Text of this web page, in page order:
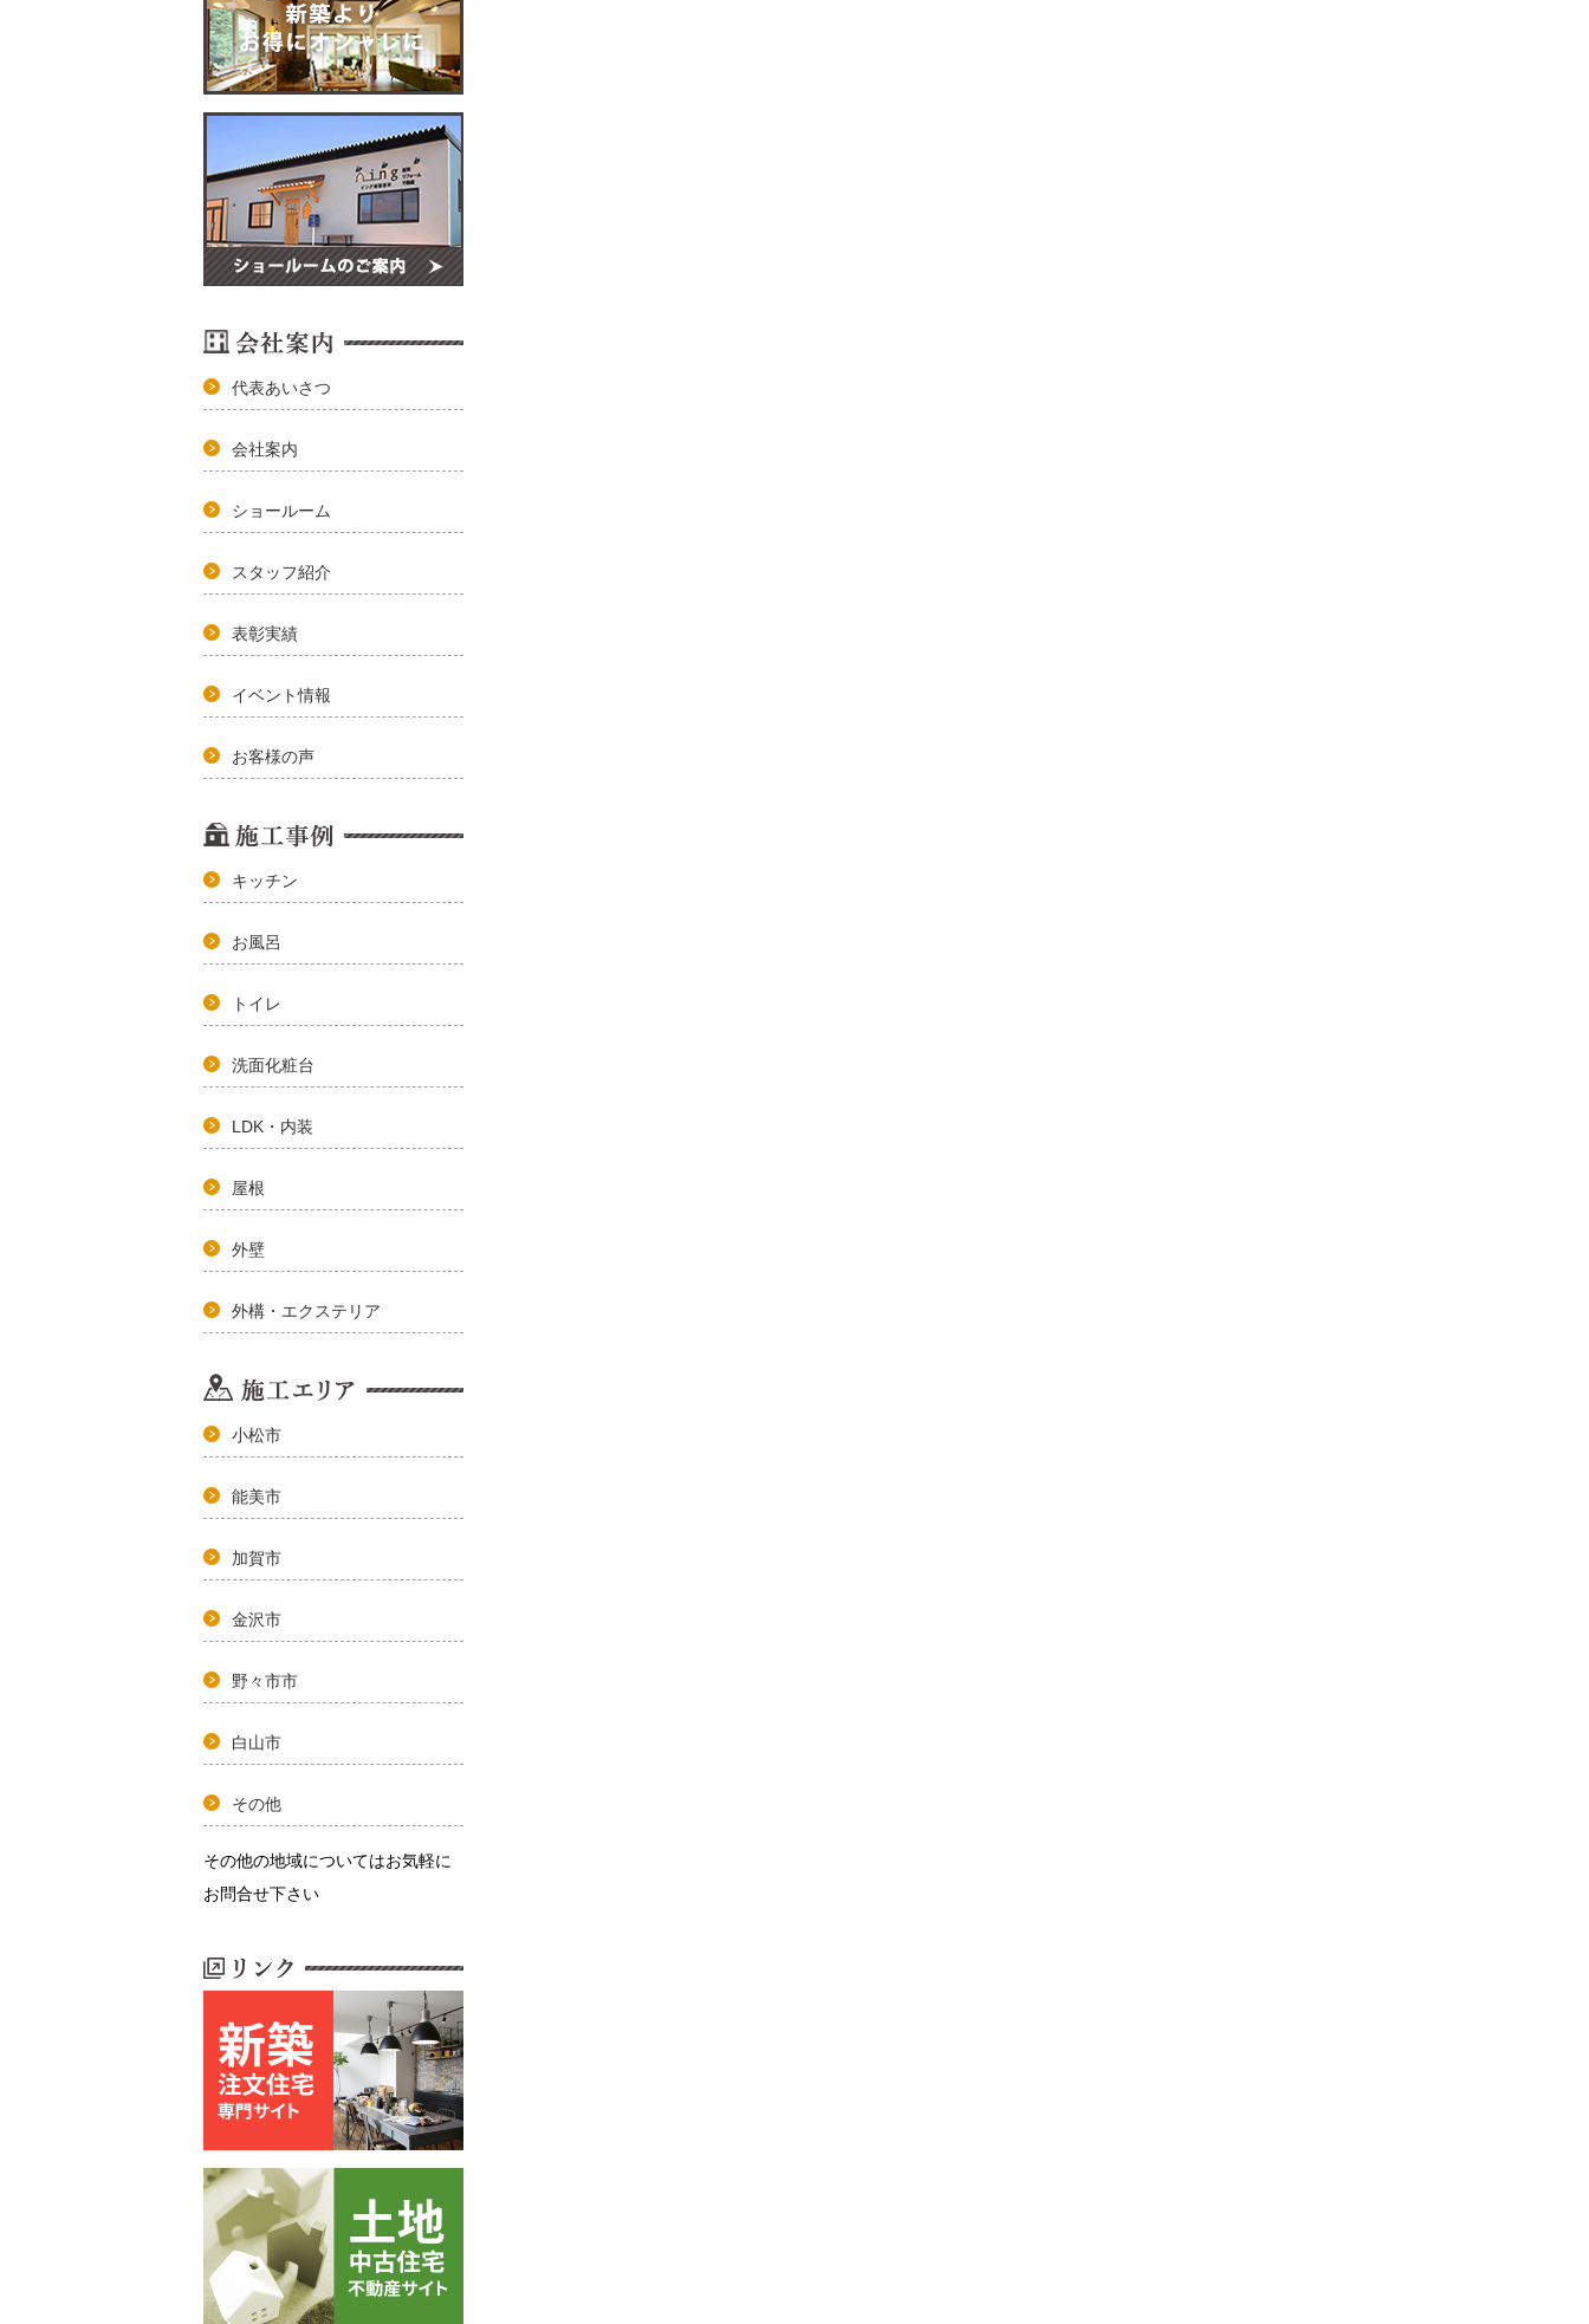
代表あいさつ
会社案内
ショールーム
スタッフ紹介
表彰実績
イベント情報
お客様の声
キッチン
お風呂
トイレ
洗面化粧台
LDK・内装
屋根
外壁
外構・エクステリア
小松市
能美市
加賀市
金沢市
野々市市
白山市
その他
その他の地域についてはお気軽に
お問合せ下さい